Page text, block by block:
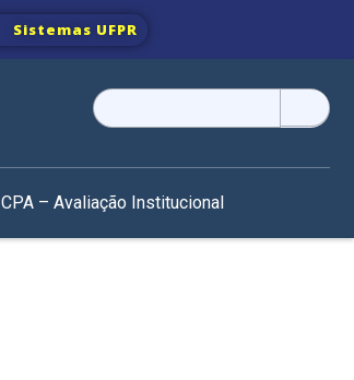
Sistemas UFPR
Pesquisar
por:
CPA – Avaliação Institucional